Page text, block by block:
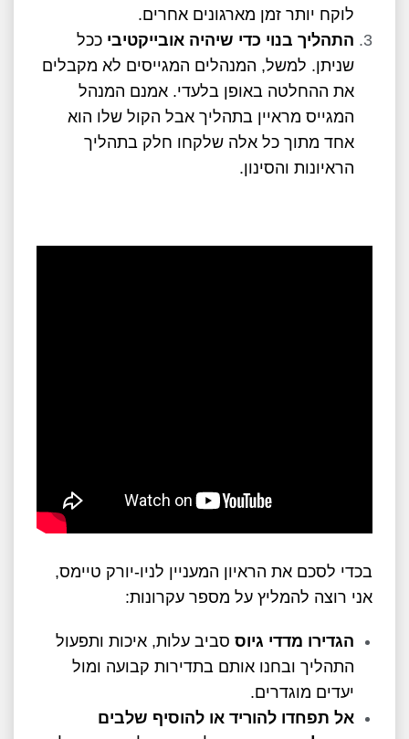
לוקח יותר זמן מארגונים אחרים.
התהליך בנוי כדי שיהיה אובייקטיבי ככל
שניתן. למשל, המנהלים המגייסים לא מקבלים
את ההחלטה באופן בלעדי. אמנם המנהל
המגייס מראיין בתהליך אבל הקול שלו הוא
אחד מתוך כל אלה שלקחו חלק בתהליך
הראיונות והסינון.
בכדי לסכם את הראיון המעניין לניו-יורק טיימס,
אני רוצה להמליץ על מספר עקרונות:
הגדירו מדדי גיוס סביב עלות, איכות ותפעול
התהליך ובחנו אותם בתדירות קבועה ומול
יעדים מוגדרים.
אל תפחדו להוריד או להוסיף שלבים